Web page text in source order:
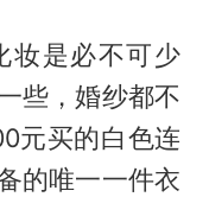
妆是必不可少
些，婚纱都不
元买的白色连
的唯一一件衣